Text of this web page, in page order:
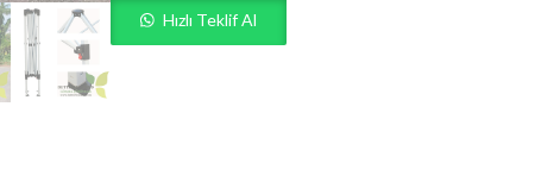
Hızlı Teklif Al